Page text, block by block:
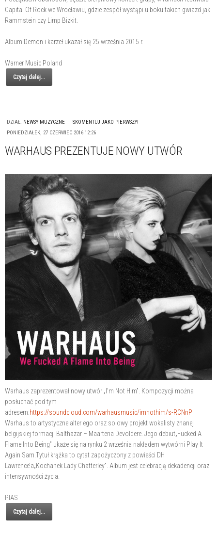
Capital Of Rock we Wrocławiu, gdzie zespół wystąpi u boku takich gwiazd jak
Rammstein czy Limp Bizkit.
Album Demon i karzeł ukazał się 25 września 2015 r.
Warner Music Poland
Czytaj dalej...
DZIAŁ: NEWSY MUZYCZNE
SKOMENTUJ JAKO PIERWSZY!
PONIEDZIAŁEK, 27 CZERWIEC 2016 12:26
WARHAUS PREZENTUJE NOWY UTWÓR
Warhaus zaprezentował nowy utwór „I’m Not Him”. Kompozycji można
posłuchać pod tym
adresem:https://soundcloud.com/warhausmusic/imnothim/s-RCNnP
Warhaus to artystyczne alter ego oraz solowy projekt wokalisty znanej
belgijskiej formacji Balthazar – Maartena Devoldere. Jego debiut„Fucked A
Flame Into Being” ukaże się na rynku 2 września nakładem wytwórni Play It
Again Sam.Tytuł krążka to cytat zapożyczony z powieści DH
Lawrence’a„Kochanek Lady Chatterley”. Album jest celebracją dekadencji oraz
intensywności życia.
PIAS
Czytaj dalej...